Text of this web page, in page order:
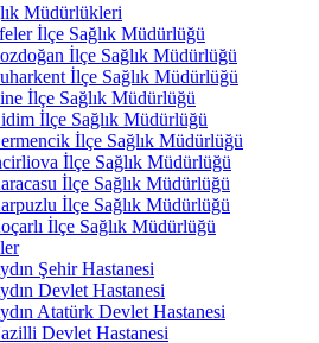
Müdürlükleri
İlçe Sağlık Müdürlüğü
İlçe Sağlık Müdürlüğü
İlçe Sağlık Müdürlüğü
İlçe Sağlık Müdürlüğü
İlçe Sağlık Müdürlüğü
İlçe Sağlık Müdürlüğü
İlçe Sağlık Müdürlüğü
İlçe Sağlık Müdürlüğü
İlçe Sağlık Müdürlüğü
İlçe Sağlık Müdürlüğü
Şehir Hastanesi
Devlet Hastanesi
Atatürk Devlet Hastanesi
Devlet Hastanesi